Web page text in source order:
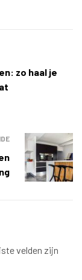
zo haal je
velden zijn